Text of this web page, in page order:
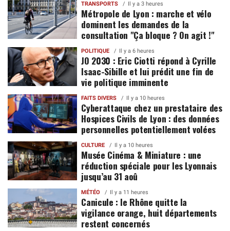
TRANSPORTS Il y a 3 heures
Métropole de Lyon : marche et vélo
dominent les demandes de la
consultation "Ça bloque ? On agit !"
POLITIQUE Il y a 6 heures
JO 2030 : Eric Ciotti répond à Cyrille
Isaac-Sibille et lui prédit une fin de
vie politique imminente
FAITS DIVERS Il y a 10 heures
Cyberattaque chez un prestataire des
Hospices Civils de Lyon : des données
personnelles potentiellement volées
CULTURE Il y a 10 heures
Musée Cinéma & Miniature : une
réduction spéciale pour les Lyonnais
jusqu’au 31 aoû
MÉTÉO Il y a 11 heures
Canicule : le Rhône quitte la
vigilance orange, huit départements
restent concernés